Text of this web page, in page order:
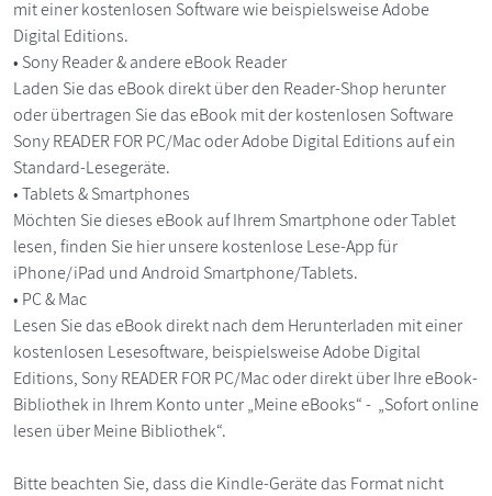
mit einer kostenlosen Software wie beispielsweise Adobe
Digital Editions.
• Sony Reader & andere eBook Reader
Laden Sie das eBook direkt über den Reader-Shop herunter
oder übertragen Sie das eBook mit der kostenlosen Software
Sony READER FOR PC/Mac oder Adobe Digital Editions auf ein
Standard-Lesegeräte.
• Tablets & Smartphones
Möchten Sie dieses eBook auf Ihrem Smartphone oder Tablet
lesen, finden Sie hier unsere kostenlose Lese-App für
iPhone/iPad und Android Smartphone/Tablets.
• PC & Mac
Lesen Sie das eBook direkt nach dem Herunterladen mit einer
kostenlosen Lesesoftware, beispielsweise Adobe Digital
Editions, Sony READER FOR PC/Mac oder direkt über Ihre eBook-
Bibliothek in Ihrem Konto unter „Meine eBooks“ - „Sofort online
lesen über Meine Bibliothek“.
Bitte beachten Sie, dass die Kindle-Geräte das Format nicht